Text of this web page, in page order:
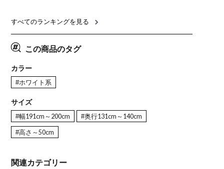
リア風 グレージュ
すべてのランキングを見る
この商品のタグ
カラー
#ホワイト系
サイズ
#幅191cm～200cm #奥行131cm～140cm
#高さ～50cm
関連カテゴリー